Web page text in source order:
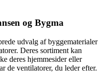
og Bygma
udvalg af byggematerialer
Deres sortiment kan
deres hjemmesider eller
de ventilatorer, du leder efter.